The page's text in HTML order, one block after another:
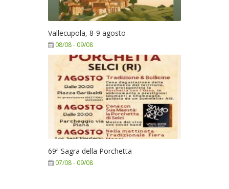
Vallecupola, 8-9 agosto
08/08- 09/08
69ª Sagra della Porchetta
07/08- 09/08